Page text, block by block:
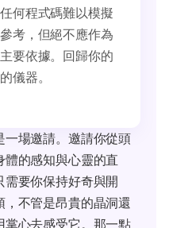
何程式碼難以模擬
考，但絕不應作為
要依據。回歸你的
儀器。
一場邀請。邀請你從頭
的感知與心靈的直
要你保持好奇與開
不管是昂貴的晶洞還
掌心去感受它。那一點